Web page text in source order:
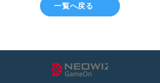
一覧へ戻る